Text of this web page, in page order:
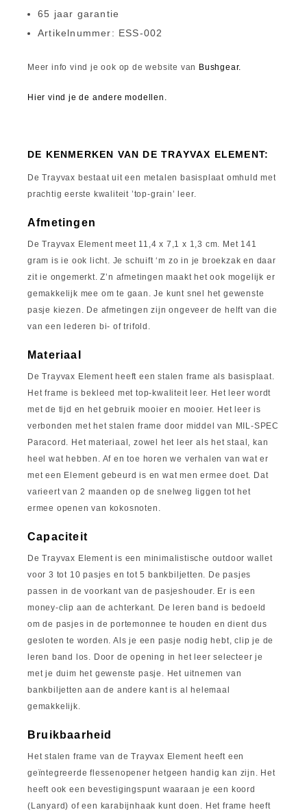
65 jaar garantie
Artikelnummer: ESS-002
Meer info vind je ook op de website van Bushgear.
Hier vind je de andere modellen.
DE KENMERKEN VAN DE TRAYVAX ELEMENT:
De Trayvax bestaat uit een metalen basisplaat omhuld met
prachtig eerste kwaliteit ’top-grain’ leer.
Afmetingen
De Trayvax Element meet 11,4 x 7,1 x 1,3 cm. Met 141
gram is ie ook licht. Je schuift ‘m zo in je broekzak en daar
zit ie ongemerkt. Z’n afmetingen maakt het ook mogelijk er
gemakkelijk mee om te gaan. Je kunt snel het gewenste
pasje kiezen. De afmetingen zijn ongeveer de helft van die
van een lederen bi- of trifold.
Materiaal
De Trayvax Element heeft een stalen frame als basisplaat.
Het frame is bekleed met top-kwaliteit leer. Het leer wordt
met de tijd en het gebruik mooier en mooier. Het leer is
verbonden met het stalen frame door middel van MIL-SPEC
Paracord. Het materiaal, zowel het leer als het staal, kan
heel wat hebben. Af en toe horen we verhalen van wat er
met een Element gebeurd is en wat men ermee doet. Dat
varieert van 2 maanden op de snelweg liggen tot het
ermee openen van kokosnoten.
Capaciteit
De Trayvax Element is een minimalistische outdoor wallet
voor 3 tot 10 pasjes en tot 5 bankbiljetten. De pasjes
passen in de voorkant van de pasjeshouder. Er is een
money-clip aan de achterkant. De leren band is bedoeld
om de pasjes in de portemonnee te houden en dient dus
gesloten te worden. Als je een pasje nodig hebt, clip je de
leren band los. Door de opening in het leer selecteer je
met je duim het gewenste pasje. Het uitnemen van
bankbiljetten aan de andere kant is al helemaal
gemakkelijk.
Bruikbaarheid
Het stalen frame van de Trayvax Element heeft een
geïntegreerde flessenopener hetgeen handig kan zijn. Het
heeft ook een bevestigingspunt waaraan je een koord
(Lanyard) of een karabijnhaak kunt doen. Het frame heeft